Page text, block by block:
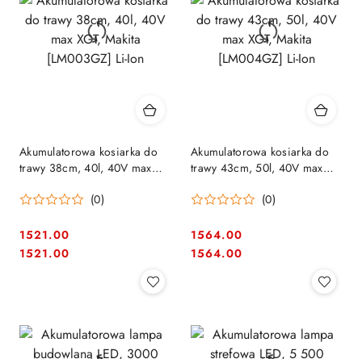
Akumulatorowa kosiarka do
trawy 38cm, 40l, 40V max
(0)
Cena:
1521.00
Cena:
1521.00
Akumulatorowa kosiarka do
trawy 43cm, 50l, 40V max
(0)
Cena:
1564.00
Cena:
1564.00